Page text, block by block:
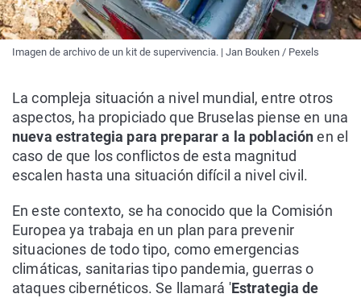
Imagen de archivo de un kit de supervivencia. | Jan Bouken / Pexels
La compleja situación a nivel mundial, entre otros
aspectos, ha propiciado que Bruselas piense en una
nueva estrategia para preparar a la poblaciónen el
caso de que los conflictos de esta magnitud
escalen hasta una situación difícil a nivel civil.
En este contexto, se ha conocido que la Comisión
Europea ya trabaja en un plan para prevenir
situaciones de todo tipo, como emergencias
climáticas, sanitarias tipo pandemia, guerras o
ataques cibernéticos. Se llamará 'Estrategia de